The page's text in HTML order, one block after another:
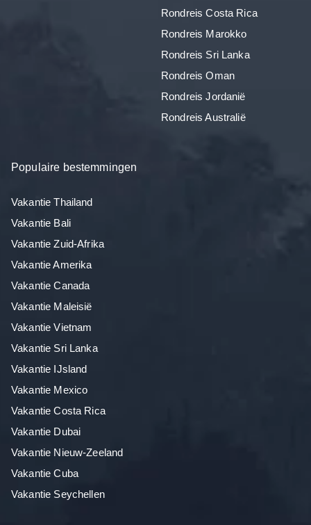
Rondreis Costa Rica
Rondreis Marokko
Rondreis Sri Lanka
Rondreis Oman
Rondreis Jordanië
Rondreis Australië
Populaire bestemmingen
Vakantie Thailand
Vakantie Bali
Vakantie Zuid-Afrika
Vakantie Amerika
Vakantie Canada
Vakantie Maleisië
Vakantie Vietnam
Vakantie Sri Lanka
Vakantie IJsland
Vakantie Mexico
Vakantie Costa Rica
Vakantie Dubai
Vakantie Nieuw-Zeeland
Vakantie Cuba
Vakantie Seychellen